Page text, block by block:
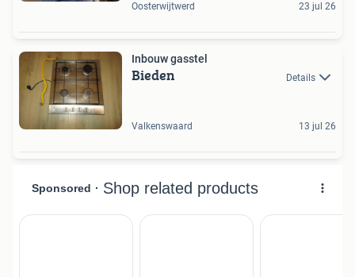
Oosterwijtwerd 23 jul 26
Inbouw gasstel
Bieden Details
Valkenswaard 13 jul 26